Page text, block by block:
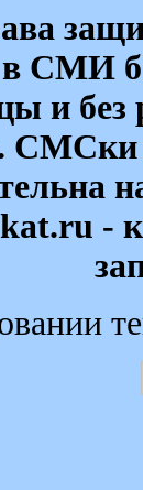
в СМИ
и без
СМСки
-